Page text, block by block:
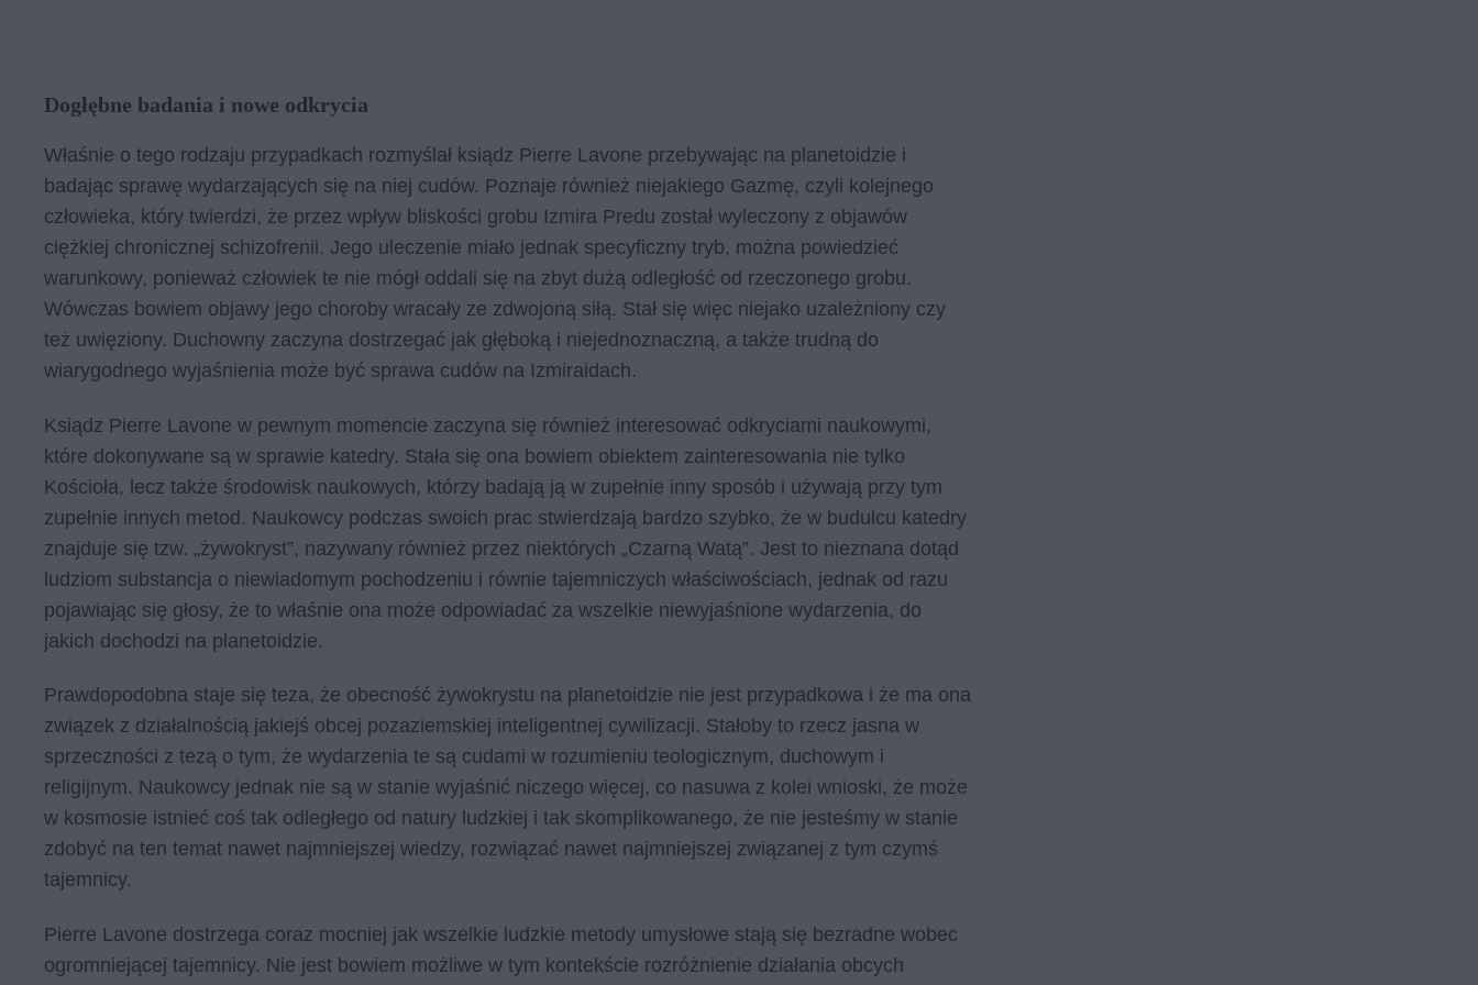
Dogłębne badania i nowe odkrycia
Właśnie o tego rodzaju przypadkach rozmyślał ksiądz Pierre Lavone przebywając na planetoidzie i
badając sprawę wydarzających się na niej cudów. Poznaje również niejakiego Gazmę, czyli kolejnego
człowieka, który twierdzi, że przez wpływ bliskości grobu Izmira Predu został wyleczony z objawów
ciężkiej chronicznej schizofrenii. Jego uleczenie miało jednak specyficzny tryb, można powiedzieć
warunkowy, ponieważ człowiek te nie mógł oddali się na zbyt dużą odległość od rzeczonego grobu.
Wówczas bowiem objawy jego choroby wracały ze zdwojoną siłą. Stał się więc niejako uzależniony czy
też uwięziony. Duchowny zaczyna dostrzegać jak głęboką i niejednoznaczną, a także trudną do
wiarygodnego wyjaśnienia może być sprawa cudów na Izmiraidach.
Ksiądz Pierre Lavone w pewnym momencie zaczyna się również interesować odkryciami naukowymi,
które dokonywane są w sprawie katedry. Stała się ona bowiem obiektem zainteresowania nie tylko
Kościoła, lecz także środowisk naukowych, którzy badają ją w zupełnie inny sposób i używają przy tym
zupełnie innych metod. Naukowcy podczas swoich prac stwierdzają bardzo szybko, że w budulcu katedry
znajduje się tzw. „żywokryst”, nazywany również przez niektórych „Czarną Watą”. Jest to nieznana dotąd
ludziom substancja o niewiadomym pochodzeniu i równie tajemniczych właściwościach, jednak od razu
pojawiając się głosy, że to właśnie ona może odpowiadać za wszelkie niewyjaśnione wydarzenia, do
jakich dochodzi na planetoidzie.
Prawdopodobna staje się teza, że obecność żywokrystu na planetoidzie nie jest przypadkowa i że ma ona
związek z działalnością jakiejś obcej pozaziemskiej inteligentnej cywilizacji. Stałoby to rzecz jasna w
sprzeczności z tezą o tym, że wydarzenia te są cudami w rozumieniu teologicznym, duchowym i
religijnym. Naukowcy jednak nie są w stanie wyjaśnić niczego więcej, co nasuwa z kolei wnioski, że może
w kosmosie istnieć coś tak odległego od natury ludzkiej i tak skomplikowanego, że nie jesteśmy w stanie
zdobyć na ten temat nawet najmniejszej wiedzy, rozwiązać nawet najmniejszej związanej z tym czymś
tajemnicy.
Pierre Lavone dostrzega coraz mocniej jak wszelkie ludzkie metody umysłowe stają się bezradne wobec
ogromniejącej tajemnicy. Nie jest bowiem możliwe w tym kontekście rozróżnienie działania obcych